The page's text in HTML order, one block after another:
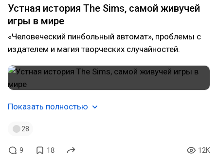
Устная история The Sims, самой живучей
игры в мире
«Человеческий пинбольный автомат», проблемы с
издателем и магия творческих случайностей.
Показать полностью
28
9 18 12K